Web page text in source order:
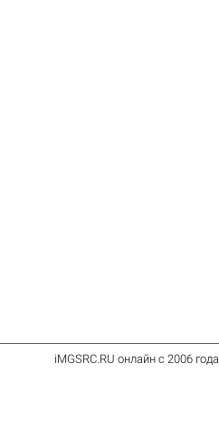
iMGSRC.RU онлайн с 2006 года